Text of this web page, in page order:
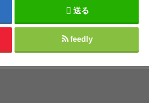
送る
feedly